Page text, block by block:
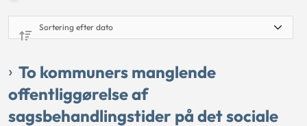
To kommuners manglende
offentliggørelse af
sagsbehandlingstider på det sociale